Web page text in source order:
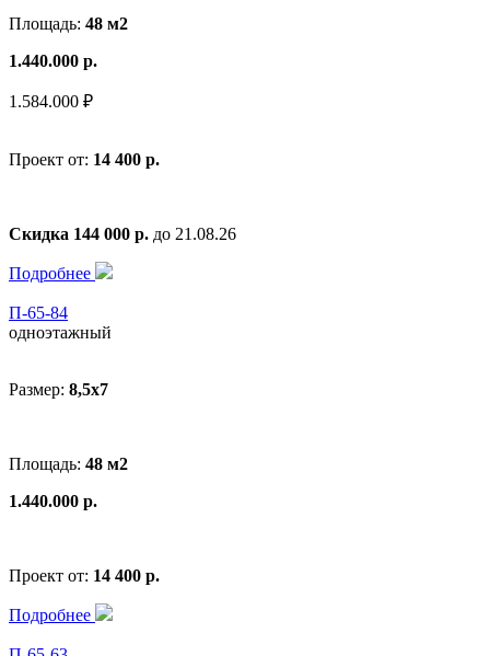
Площадь: 48 м2
1.440.000 р.
1.584.000 ₽
Проект от: 14 400 р.
Скидка 144 000 р. до 21.08.26
Подробнее
П-65-84
одноэтажный
Размер: 8,5x7
Площадь: 48 м2
1.440.000 р.
Проект от: 14 400 р.
Подробнее